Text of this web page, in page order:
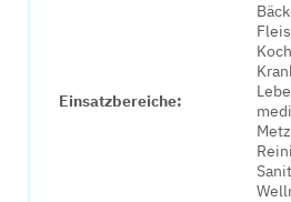
Einsatzbereiche: